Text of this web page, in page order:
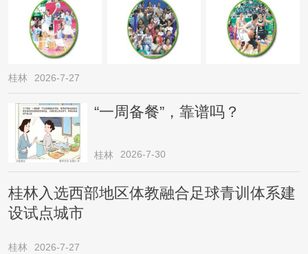
桂林 2026-7-27
“一周备餐”，靠谱吗？
桂林 2026-7-30
桂林入选西部地区体教融合足球青训体系建
设试点城市
桂林 2026-7-27